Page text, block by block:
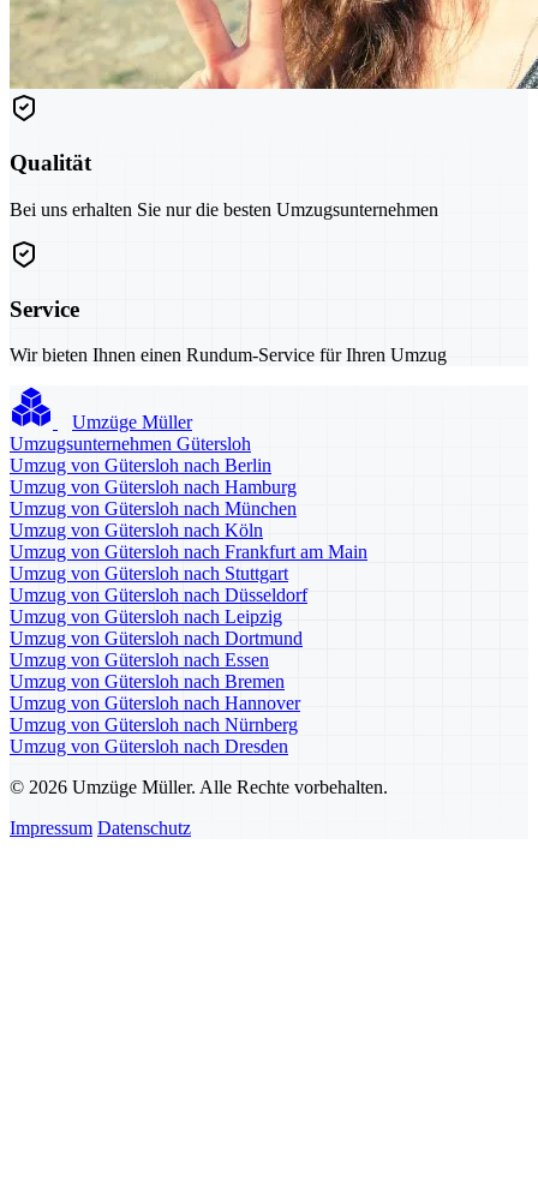
Qualität
Bei uns erhalten Sie nur die besten Umzugsunternehmen
Service
Wir bieten Ihnen einen Rundum-Service für Ihren Umzug
Umzüge Müller
Umzugsunternehmen Gütersloh
Umzug von Gütersloh nach Berlin
Umzug von Gütersloh nach Hamburg
Umzug von Gütersloh nach München
Umzug von Gütersloh nach Köln
Umzug von Gütersloh nach Frankfurt am Main
Umzug von Gütersloh nach Stuttgart
Umzug von Gütersloh nach Düsseldorf
Umzug von Gütersloh nach Leipzig
Umzug von Gütersloh nach Dortmund
Umzug von Gütersloh nach Essen
Umzug von Gütersloh nach Bremen
Umzug von Gütersloh nach Hannover
Umzug von Gütersloh nach Nürnberg
Umzug von Gütersloh nach Dresden
© 2026 Umzüge Müller. Alle Rechte vorbehalten.
Impressum Datenschutz